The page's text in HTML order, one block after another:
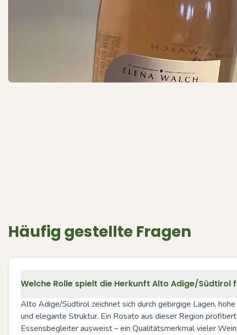
Häufig gestellte Fragen
Welche Rolle spielt die Herkunft Alto Adige/Südtirol
Alto Adige/Südtirol zeichnet sich durch gebirgige Lagen,
und elegante Struktur. Ein Rosato aus dieser Region
Essensbegleiter ausweist – ein Qualitätsmerkmal vieler